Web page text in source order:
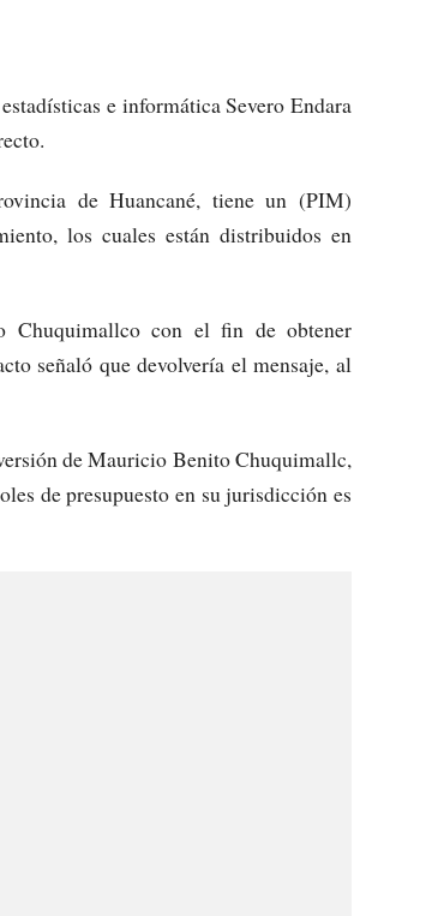
e informática Severo Endara
de Huancané, tiene un (PIM)
los cuales están distribuidos en
con el fin de obtener
señaló que devolvería el mensaje, al
de Mauricio Benito Chuquimallc,
de presupuesto en su jurisdicción es